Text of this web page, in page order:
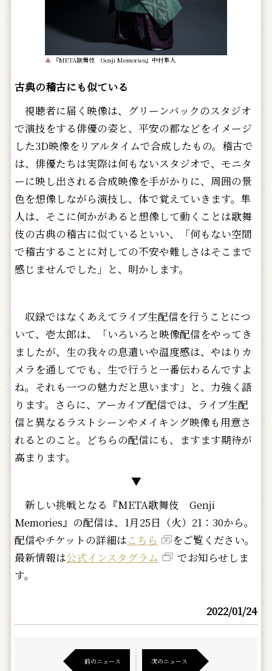
▲ 『META歌舞伎 Genji Memories』中村隼人
古典の稽古にも似ている
視聴者に届く映像は、グリーンバックのスタジオ
で演技をする俳優の姿と、平安の都などをイメージ
した3D映像をリアルタイムで合成したもの。稽古で
は、俳優たちは実際は何もないスタジオで、モニタ
ーに映し出される合成映像を手がかりに、周囲の景
色を想像しながら演技し、体で覚えていきます。隼
人は、そこに何かがあると想像して動くことは歌舞
伎の古典の稽古に似ているといい、「何もない空間
で稽古することに対しての不安や難しさはそこまで
感じませんでした」と、明かします。
収録ではなくあえてライブ生配信を行うことにつ
いて、壱太郎は、「いろいろと映像配信をやってき
ましたが、生の我々の息遣いや温度感は、やはりカ
メラを通してでも、生で行うと一番伝わるんですよ
ね。それも一つの魅力だと思います」と、力強く語
ります。さらに、アーカイブ配信では、ライブ生配
信と異なるラストシーンやメイキング映像も用意さ
れるとのこと。どちらの配信にも、ますます期待が
高まります。
▼
新しい挑戦となる『META歌舞伎 Genji
Memories』の配信は、1月25日（火）21：30から。
配信やチケットの詳細はこちら
をご覧ください。
最新情報は公式インスタグラム
でお知らせしま
す。
2022/01/24
前のニュース 次のニュース